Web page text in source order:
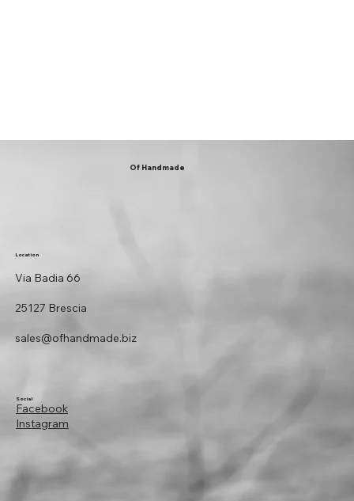
Of Handmade
Location
Via Badia 66
25127 Brescia
sales@ofhandmade.biz
Facebook
Instagram
Social